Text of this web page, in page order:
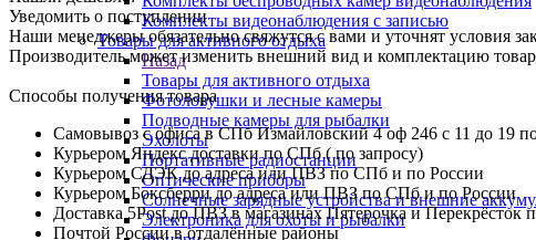
Комплекты видеонаблюдения с записью
Товары для активного отдыха
Назад
Товары для активного отдыха
Фотоловушки и лесные камеры
Подводные камеры для рыбалки
Эхолоты
Портативные радиостанции
Оптические приборы
Солнечные зарядные устройства и внешние
Электроника для охоты и рыбалки
Уведомить о поступлении
Наши менеджеры обязательно свяжутся с вами и уточнят условия
Производитель может изменить внешний вид и комплектацию
Способы получения товара
Самовывоз с офиса в СПб Измайловский 4 оф 246 с 11 до 19
Курьером Яндекс доставки по СПб ( по запросу)
Курьером СДЭК до адреса или ПВЗ по СПб и по России
Курьером Боксберри до адреса или ПВЗ по СПб и по России
Доставка 5Post до ПВЗ в магазинах Пятерочка и
Почтой России в отдалённые районы